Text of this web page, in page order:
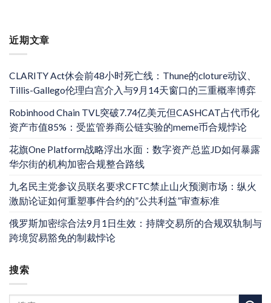
近期文章
CLARITY Act休会前48小时死亡线：Thune的cloture动议、
Tillis-Gallego伦理白宫介入与9月14天窗口的三重概率博弈
Robinhood Chain TVL突破7.74亿美元但CASHCAT占代币化
资产市值85%：受监管券商公链实验的meme币合规悖论
花旗One Platform战略浮出水面：数字资产总监JD如何暴露
华尔街的机构加密合规整合路线
九名民主党参议员联名要求CFTC禁止山火预测市场：纵火
激励论证如何重塑事件合约的”公共利益”审查标准
俄罗斯加密综合法9月1日生效：持牌交易所的合规双轨制与
跨境贸易豁免的制裁悖论
搜索